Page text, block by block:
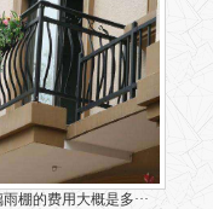
棚的费用大概是多···